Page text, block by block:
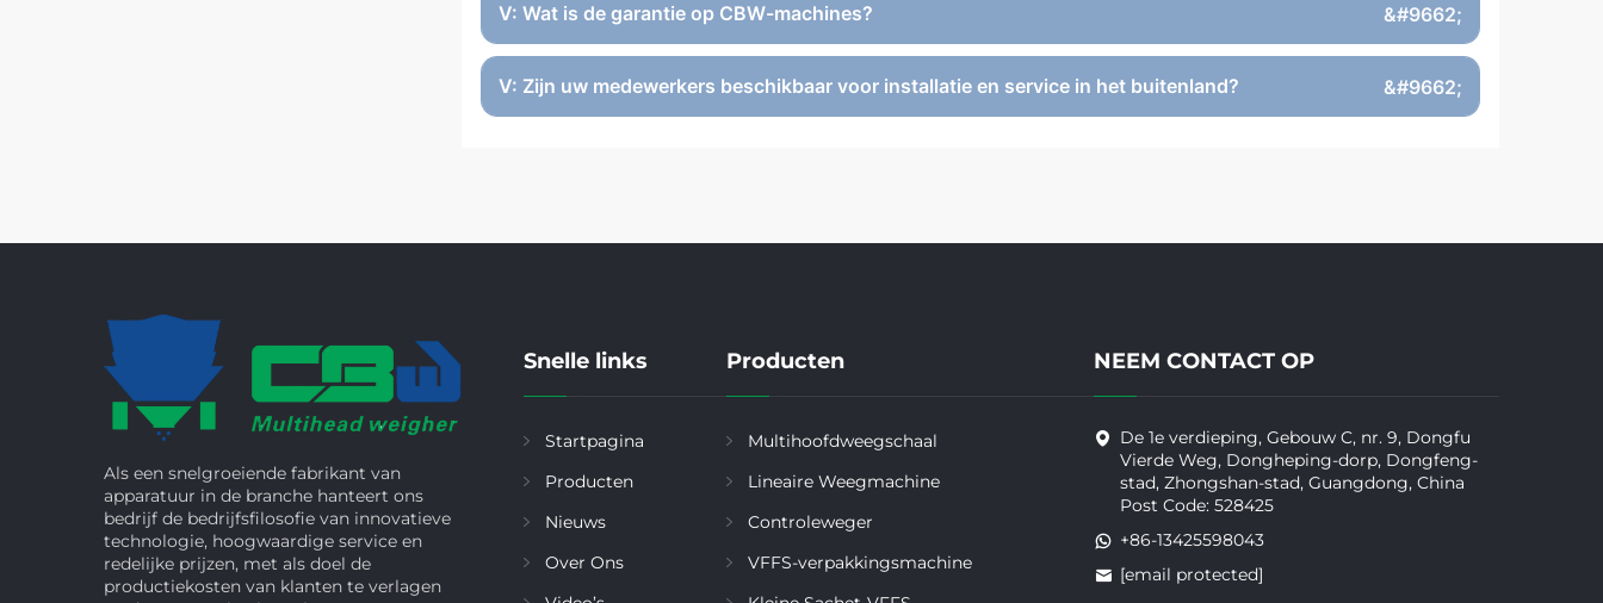
V: Wat is de garantie op CBW-machines?
V: Zijn uw medewerkers beschikbaar voor installatie en service in het buitenland?
Als een snelgroeiende fabrikant van
apparatuur in de branche hanteert ons
bedrijf de bedrijfsfilosofie van innovatieve
technologie, hoogwaardige service en
redelijke prijzen, met als doel de
productiekosten van klanten te verlagen
Snelle links
Startpagina
Producten
Nieuws
Over Ons
Producten
Multihoofdweegschaal
Lineaire Weegmachine
Controleweger
VFFS-verpakkingsmachine
NEEM CONTACT OP
De 1e verdieping, Gebouw C, nr. 9, Dongfu
Vierde Weg, Dongheping-dorp, Dongfeng-
stad, Zhongshan-stad, Guangdong, China
Post Code: 528425
+86-13425598043
[email protected]